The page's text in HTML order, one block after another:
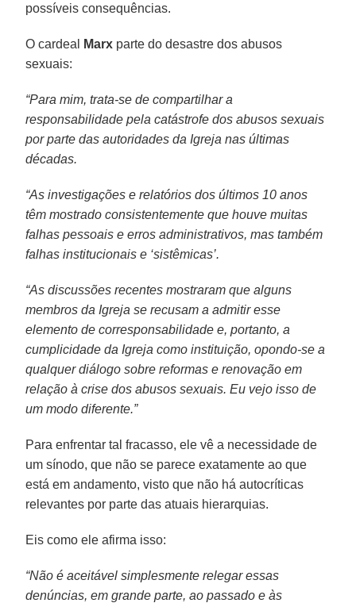
possíveis consequências.
O cardeal Marx parte do desastre dos abusos
sexuais:
“Para mim, trata-se de compartilhar a
responsabilidade pela catástrofe dos abusos sexuais
por parte das autoridades da Igreja nas últimas
décadas.
“As investigações e relatórios dos últimos 10 anos
têm mostrado consistentemente que houve muitas
falhas pessoais e erros administrativos, mas também
falhas institucionais e ‘sistêmicas’.
“As discussões recentes mostraram que alguns
membros da Igreja se recusam a admitir esse
elemento de corresponsabilidade e, portanto, a
cumplicidade da Igreja como instituição, opondo-se a
qualquer diálogo sobre reformas e renovação em
relação à crise dos abusos sexuais. Eu vejo isso de
um modo diferente.”
Para enfrentar tal fracasso, ele vê a necessidade de
um sínodo, que não se parece exatamente ao que
está em andamento, visto que não há autocríticas
relevantes por parte das atuais hierarquias.
Eis como ele afirma isso:
“Não é aceitável simplesmente relegar essas
denúncias, em grande parte, ao passado e às